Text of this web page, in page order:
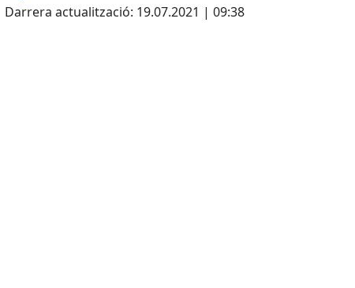
Darrera actualització: 19.07.2021 | 09:38